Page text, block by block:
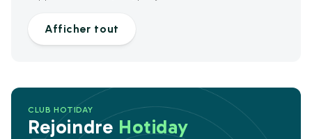
Afficher tout
CLUB HOTIDAY
Rejoindre Hotiday